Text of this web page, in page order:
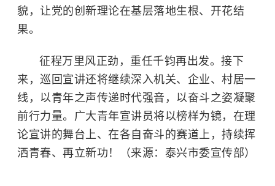
貌，让党的创新理论在基层落地生根、开花结
果。
征程万里风正劲，重任千钧再出发。接下
来，巡回宣讲还将继续深入机关、企业、村居一
线，以青年之声传递时代强音，以奋斗之姿凝聚
前行力量。广大青年宣讲员将以榜样为镜，在理
论宣讲的舞台上、在各自奋斗的赛道上，持续挥
洒青春、再立新功！（来源：泰兴市委宣传部）